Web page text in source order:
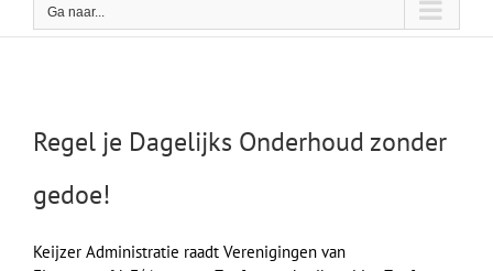
Ga naar...
Regel je Dagelijks Onderhoud zonder
gedoe!
Keijzer Administratie raadt Verenigingen van